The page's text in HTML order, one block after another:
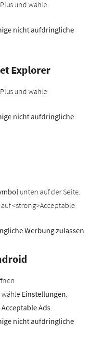
und wähle
nicht aufdringliche
Explorer
und wähle
nicht aufdringliche
unten auf der Seite.
<strong>Acceptable
Werbung zulassen
Einstellungen
Acceptable Ads
nicht aufdringliche